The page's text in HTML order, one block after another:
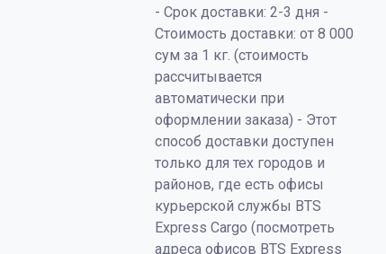
- Срок доставки: 2-3 дня -
Стоимость доставки: от 8 000
сум за 1 кг. (стоимость
рассчитывается
автоматически при
оформлении заказа) - Этот
способ доставки доступен
только для тех городов и
районов, где есть офисы
курьерской службы BTS
Express Cargo (посмотреть
адреса офисов BTS Express